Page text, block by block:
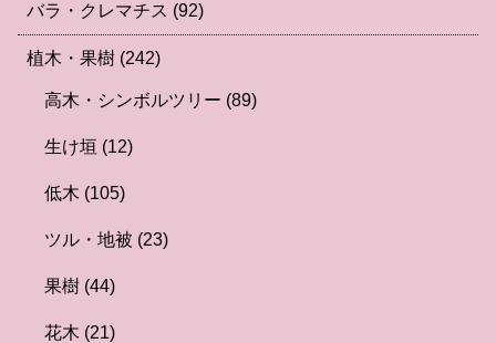
バラ・クレマチス (92)
植木・果樹 (242)
高木・シンボルツリー (89)
生け垣 (12)
低木 (105)
ツル・地被 (23)
果樹 (44)
花木 (21)